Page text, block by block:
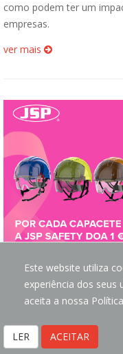
Este website utiliza
experiência dos seus
aceita a nossa
LER ACEITAR
como podem ter um
empresas.
ver mais
Outubro Rosa: Juntos na
Outubro é o mês
mama, uma doença que
de saúde pública a nível
momento para reforçar a